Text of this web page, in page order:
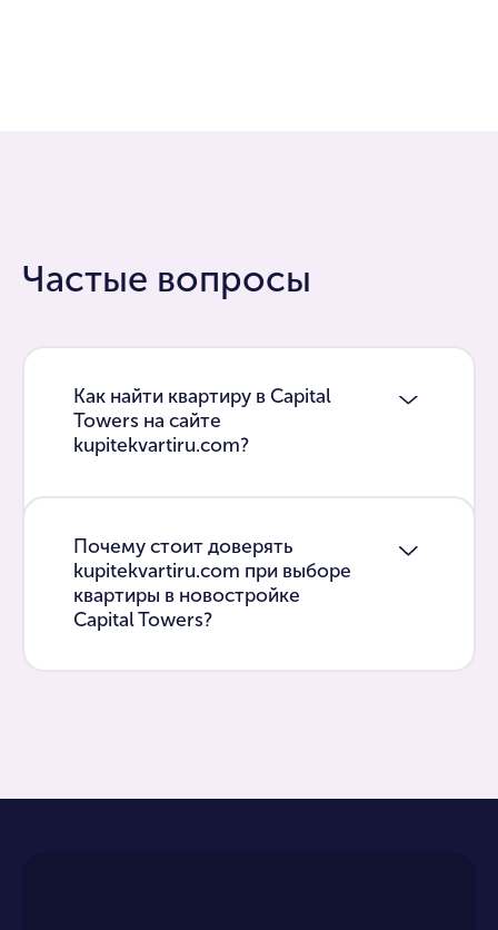
Частые вопросы
Как найти квартиру в Capital
Towers на сайте
kupitekvartiru.com?
Почему стоит доверять
kupitekvartiru.com при выборе
квартиры в новостройке
Capital Towers?